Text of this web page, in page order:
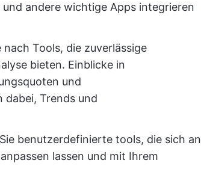
andere wichtige Apps integrieren
nach Tools, die zuverlässige
bieten. Einblicke in
und
dabei, Trends und
benutzerdefinierte tools, die sich an
lassen und mit Ihrem